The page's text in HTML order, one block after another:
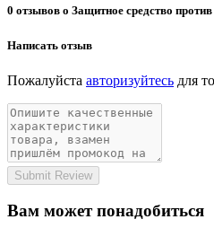
0 отзывов о Защитное средство
Написать отзыв
Пожалуйста авторизуйтесь для
Submit Review
Вам может понадобиться